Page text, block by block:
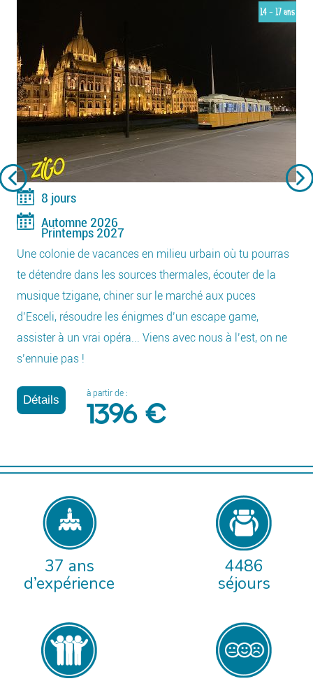
14 - 17 ans
8 jours
Automne 2026
Printemps 2027
Une colonie de vacances en milieu urbain où tu pourras
te détendre dans les sources thermales, écouter de la
musique tzigane, chiner sur le marché aux puces
d’Esceli, résoudre les énigmes d’un escape game,
assister à un vrai opéra... Viens avec nous à l’est, on ne
s’ennuie pas !
Détails
à partir de :
1396 €
37 ans
d’expérience
4486
séjours